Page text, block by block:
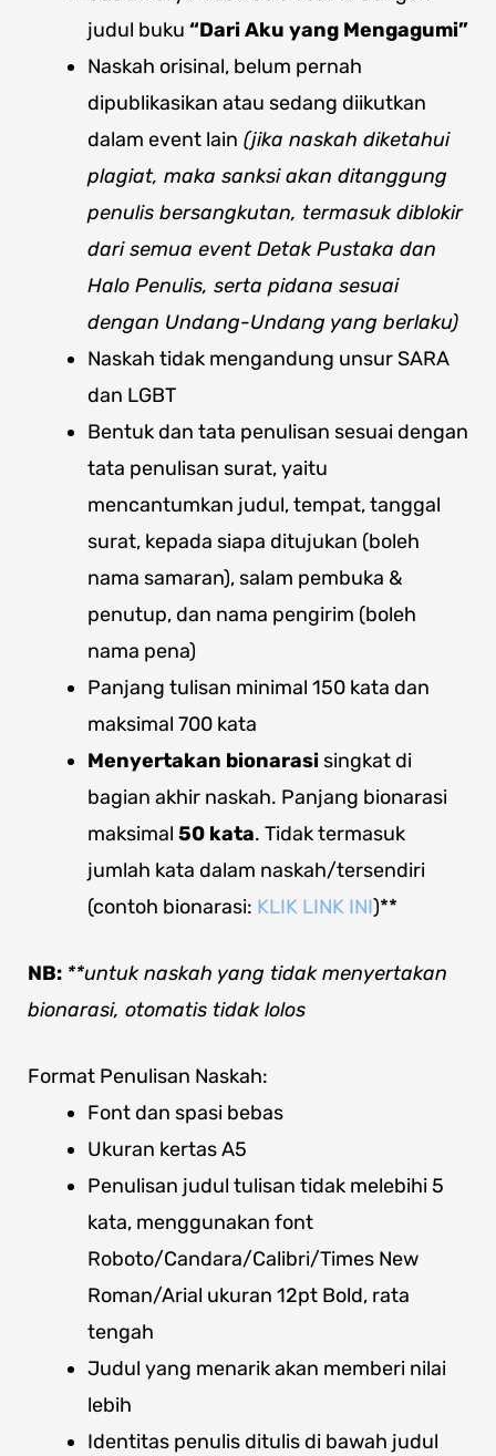
judul buku “Dari Aku yang Mengagumi”
Naskah orisinal, belum pernah
dipublikasikan atau sedang diikutkan
dalam event lain (jika naskah diketahui
plagiat, maka sanksi akan ditanggung
penulis bersangkutan, termasuk diblokir
dari semua event Detak Pustaka dan
Halo Penulis, serta pidana sesuai
dengan Undang-Undang yang berlaku)
Naskah tidak mengandung unsur SARA
dan LGBT
Bentuk dan tata penulisan sesuai dengan
tata penulisan surat, yaitu
mencantumkan judul, tempat, tanggal
surat, kepada siapa ditujukan (boleh
nama samaran), salam pembuka &
penutup, dan nama pengirim (boleh
nama pena)
Panjang tulisan minimal 150 kata dan
maksimal 700 kata
Menyertakan bionarasi singkat di
bagian akhir naskah. Panjang bionarasi
maksimal 50 kata. Tidak termasuk
jumlah kata dalam naskah/tersendiri
(contoh bionarasi: KLIK LINK INI)**
NB: **untuk naskah yang tidak menyertakan
bionarasi, otomatis tidak lolos
Format Penulisan Naskah:
Font dan spasi bebas
Ukuran kertas A5
Penulisan judul tulisan tidak melebihi 5
kata, menggunakan font
Roboto/Candara/Calibri/Times New
Roman/Arial ukuran 12pt Bold, rata
tengah
Judul yang menarik akan memberi nilai
lebih
Identitas penulis ditulis di bawah judul